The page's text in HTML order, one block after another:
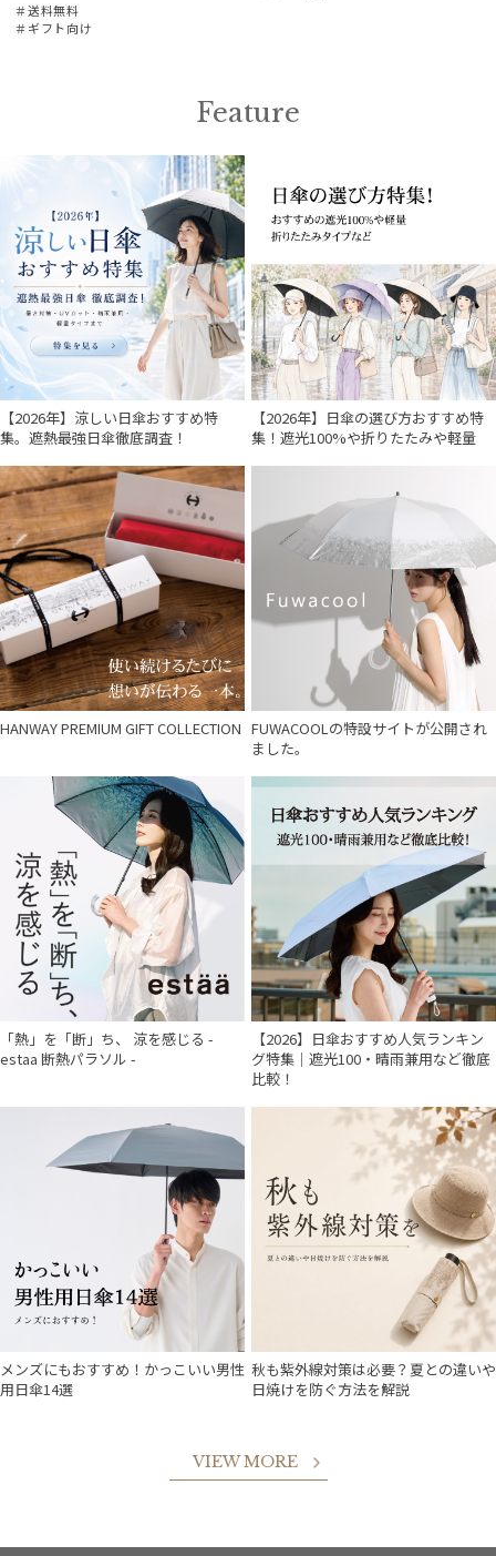
件
＃送料無料
＃ギフト向け
Feature
【2026年】涼しい日傘おすすめ特
集。遮熱最強日傘徹底調査！
【2026年】日傘の選び方おすすめ特
集！遮光100%や折りたたみや軽量
HANWAY PREMIUM GIFT COLLECTION FUWACOOLの特設サイトが公開され
ました。
「熱」を「断」ち、 涼を感じる -
estaa 断熱パラソル -
【2026】日傘おすすめ人気ランキン
グ特集｜遮光100・晴雨兼用など徹底
比較！
メンズにもおすすめ！かっこいい男性
用日傘14選
秋も紫外線対策は必要？夏との違いや
日焼けを防ぐ方法を解説
VIEW MORE